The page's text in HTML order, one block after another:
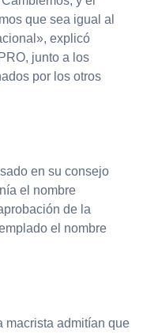
que sea igual al
explicó
junto a los
por los otros
en su consejo
el nombre
de la
el nombre
macrista admitían que